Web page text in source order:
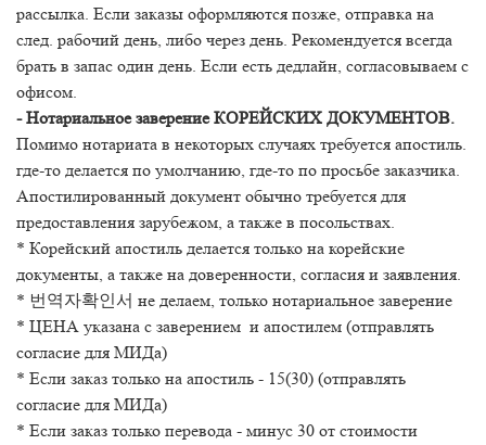
рассылка. Если заказы оформляются позже, отправка на
след. рабочий день, либо через день. Рекомендуется всегда
брать в запас один день. Если есть дедлайн, согласовываем с
офисом.
- Нотариальное заверение КОРЕЙСКИХ ДОКУМЕНТОВ.
Помимо нотариата в некоторых случаях требуется апостиль.
где-то делается по умолчанию, где-то по просьбе заказчика.
Апостилированный документ обычно требуется для
предоставления зарубежом, а также в посольствах.
* Корейский апостиль делается только на корейские
документы, а также на доверенности, согласия и заявления.
* 번역자확인서 не делаем, только нотариальное заверение
* ЦЕНА указана с заверением и апостилем (отправлять
согласие для МИДа)
* Если заказ только на апостиль - 15(30) (отправлять
согласие для МИДа)
* Если заказ только перевода - минус 30 от стоимости